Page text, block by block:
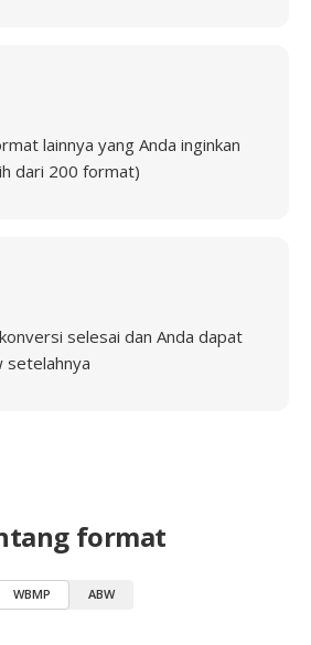
lainnya yang Anda inginkan
dari 200 format)
selesai dan Anda dapat
setelahnya
format
WBMP ABW